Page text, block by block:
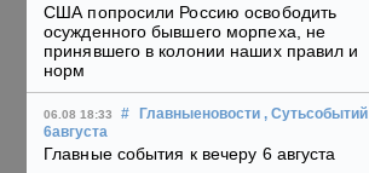
США попросили Россию освободить
осужденного бывшего морпеха, не
принявшего в колонии наших правил и
норм
06.08 18:33 # Главныеновости , Сутьсобытий
6августа
Главные события к вечеру 6 августа